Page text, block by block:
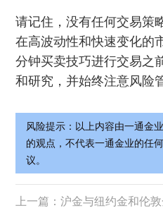
请记住，没有任何交易策
在高波动性和快速变化的
分钟买卖技巧进行交易之
和研究，并始终注意风险
风险提示：以上内容由一通金
的观点，不代表一通金业的任
议。
上一篇：沪金与纽约金和伦